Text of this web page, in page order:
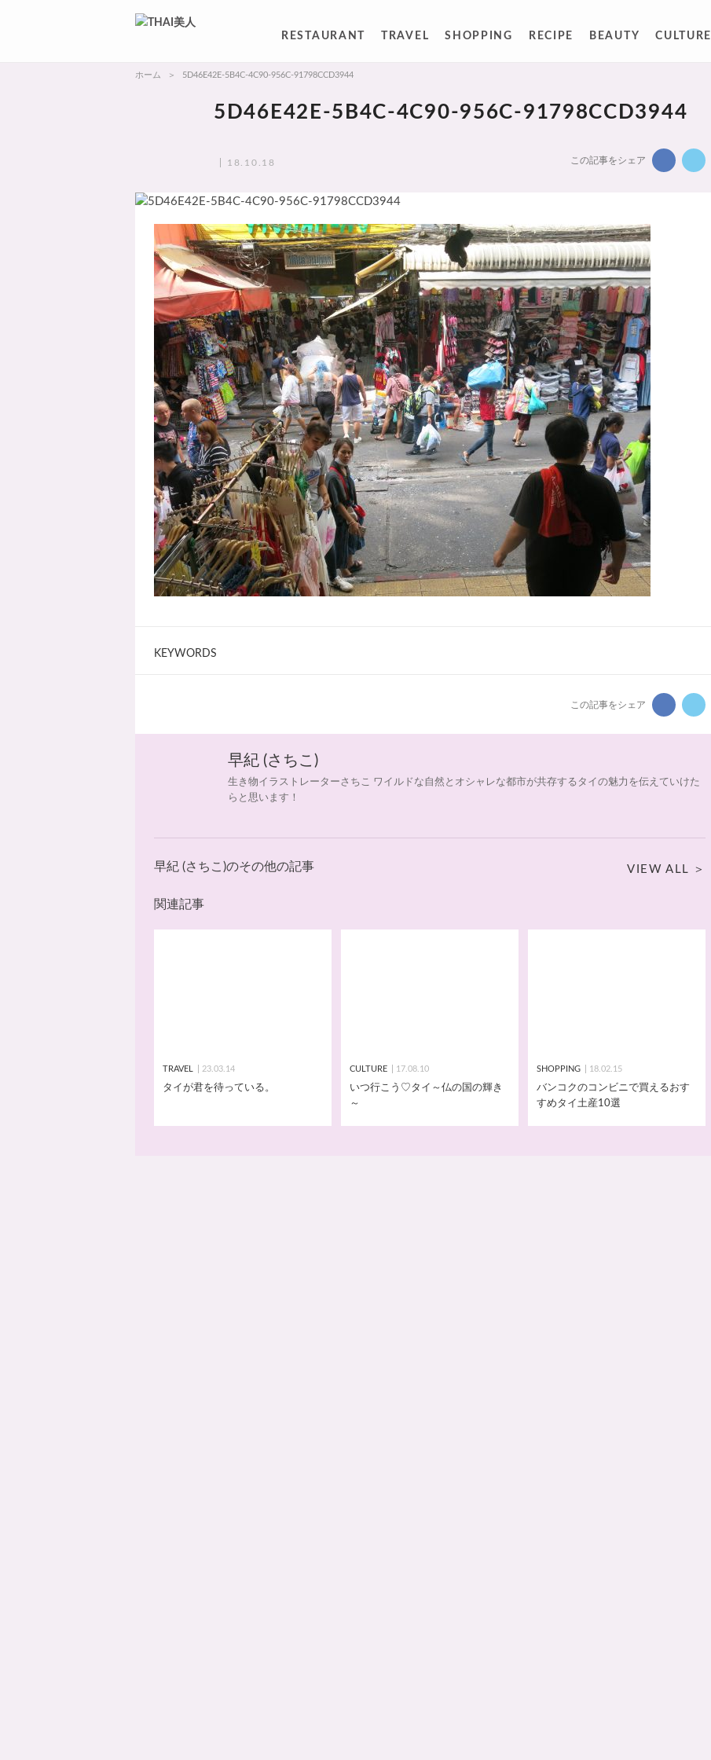
RESTAURANT TRAVEL SHOPPING RECIPE BEAUTY CULTURE
ホーム 5D46E42E-5B4C-4C90-956C-91798CCD3944
5D46E42E-5B4C-4C90-956C-91798CCD3944
18.10.18 この記事をシェア
KEYWORDS
この記事をシェア
早紀 (さちこ)
生き物イラストレーターさちこ ワイルドな自然とオシャレな都市が共存するタイの魅力を伝えていけた
らと思います！
早紀 (さちこ)のその他の記事 VIEW ALL
関連記事
TRAVEL 23.03.14
タイが君を待っている。
CULTURE 17.08.10
いつ行こう♡タイ～仏の国の輝き
～
SHOPPING 18.02.15
バンコクのコンビニで買えるおす
すめタイ土産10選